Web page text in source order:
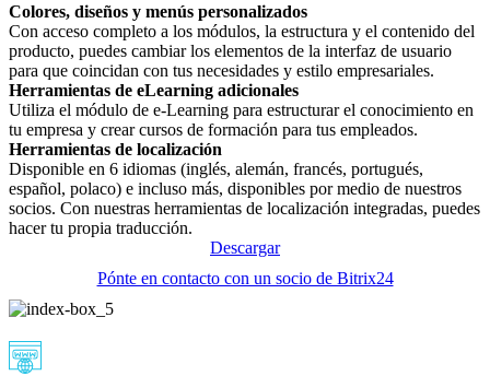
Colores, diseños y menús personalizados
Con acceso completo a los módulos, la estructura y el contenido del
producto, puedes cambiar los elementos de la interfaz de usuario
para que coincidan con tus necesidades y estilo empresariales.
Herramientas de eLearning adicionales
Utiliza el módulo de e-Learning para estructurar el conocimiento en
tu empresa y crear cursos de formación para tus empleados.
Herramientas de localización
Disponible en 6 idiomas (inglés, alemán, francés, portugués,
español, polaco) e incluso más, disponibles por medio de nuestros
socios. Con nuestras herramientas de localización integradas, puedes
hacer tu propia traducción.
Descargar
Pónte en contacto con un socio de Bitrix24